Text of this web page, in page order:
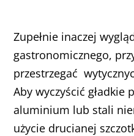
Zupełnie inaczej
gastronomicznego,
przestrzegać
Aby wyczyścić gładkie
aluminium lub stali
użycie drucianej